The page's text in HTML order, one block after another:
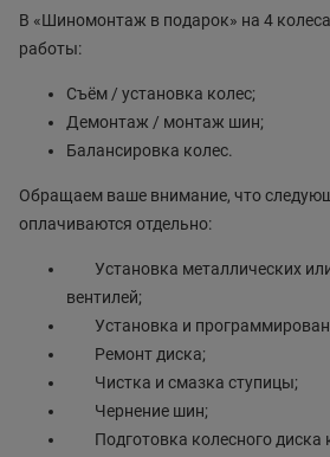
В «Шиномонтаж в подарок» на 4
работы:
Съём / установка колес;
Демонтаж / монтаж шин;
Балансировка колес.
Обращаем ваше внимание, что
оплачиваются отдельно:
Установка металлических
вентилей;
Установка и
Ремонт диска;
Чистка и смазка ступицы;
Чернение шин;
Подготовка колесного диска